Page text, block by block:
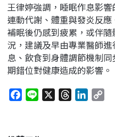
王律婷強調，睡眠作息影
連動代謝、體重與發炎反
補眠後仍感到疲累，或伴
況，建議及早由專業醫師
息、飲食到身體調節機制
期錯位對健康造成的影響。
e